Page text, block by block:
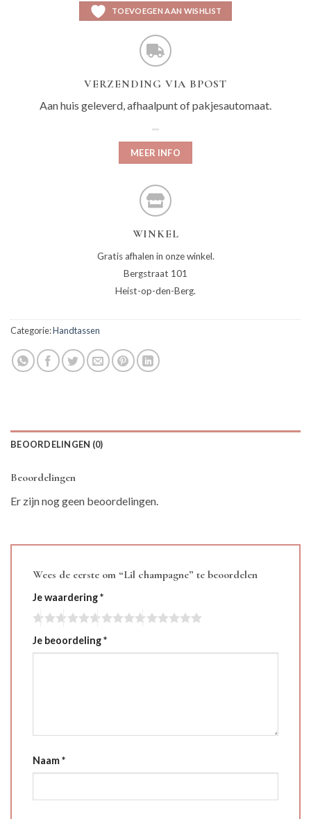
TOEVOEGEN AAN WISHLIST
VERZENDING VIA BPOST
Aan huis geleverd, afhaalpunt of pakjesautomaat.
MEER INFO
WINKEL
Gratis afhalen in onze winkel.
Bergstraat 101
Heist-op-den-Berg.
Categorie:Handtassen
BEOORDELINGEN (0)
Beoordelingen
Er zijn nog geen beoordelingen.
Wees de eerste om “Lil champagne” te beoordelen
Je waardering*
Je beoordeling*
Naam*